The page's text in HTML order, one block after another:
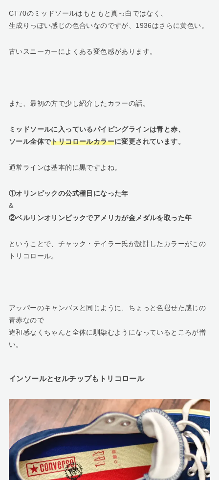
CT70のミッドソールはもともと真っ白ではなく、
生成りっぽい感じの色合いなのですが、1936はさらに黄色い。
古いスニーカーによくある変色感があります。
また、最初の方で少し紹介したカラーの話。
ミッドソールに入っているパイピングラインは青と赤、
ソール全体でトリコロールカラーに変更されています。
通常ラインは基本的に黒ですよね。
①オリンピックの公式種目になった年
&
②ベルリンオリンピックでアメリカが金メダルを取った年
ということで、チャック・テイラー氏が設計したカラーがこの
トリコロール。
アッパーのキャンバスと同じように、ちょっと色褪せた感じの
青赤なので
違和感なくちゃんと全体に馴染むようになっているところが憎
い。
インソールとセルチップもトリコロール